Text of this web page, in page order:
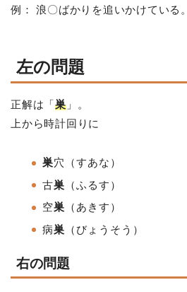
例： 浪〇ばかりを追いかけている。
左の問題
正解は「巣」。
上から時計回りに
巣穴（すあな）
古巣 （ふるす）
空巣 （あきす ）
病巣 （びょうそう）
右の問題